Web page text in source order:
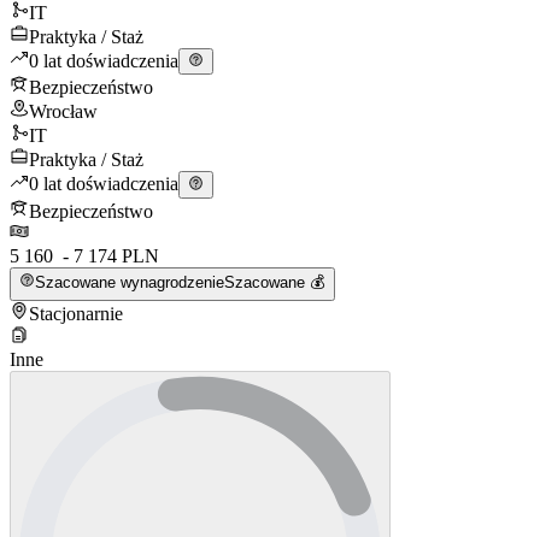
IT
Praktyka / Staż
0 lat doświadczenia
Bezpieczeństwo
Wrocław
IT
Praktyka / Staż
0 lat doświadczenia
Bezpieczeństwo
5 160 - 7 174 PLN
Szacowane wynagrodzenieSzacowane 💰
Stacjonarnie
Inne